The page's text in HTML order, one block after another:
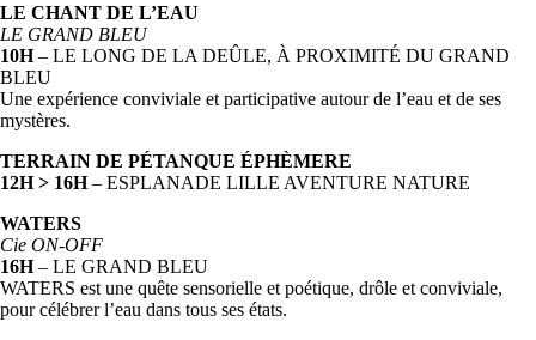
LE CHANT DE L’EAU
LE GRAND BLEU
10H– LE LONG DE LA DEÛLE, À PROXIMITÉ DU GRAND
BLEU
Une expérience conviviale et participative autour de l’eau et de ses
mystères.
TERRAIN DE PÉTANQUE ÉPHÈMERE
12H > 16H– ESPLANADE LILLE AVENTURE NATURE
WATERS
Cie ON-OFF
16H– LE GRAND BLEU
WATERS est une quête sensorielle et poétique, drôle et conviviale,
pour célébrer l’eau dans tous ses états.